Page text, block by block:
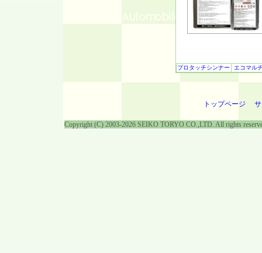
プロタッチシンナー エコマル
トップページ
Copyright (C) 2003-2026 SEIKO TORYO CO.,LTD. All rights